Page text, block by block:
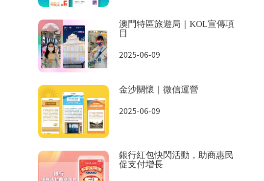
澳門特區旅遊局｜KOL宣傳項
目
2025-06-09
金沙關懷｜微信運營
2025-06-09
銀行紅包快閃活動，助商惠民
促支付增長